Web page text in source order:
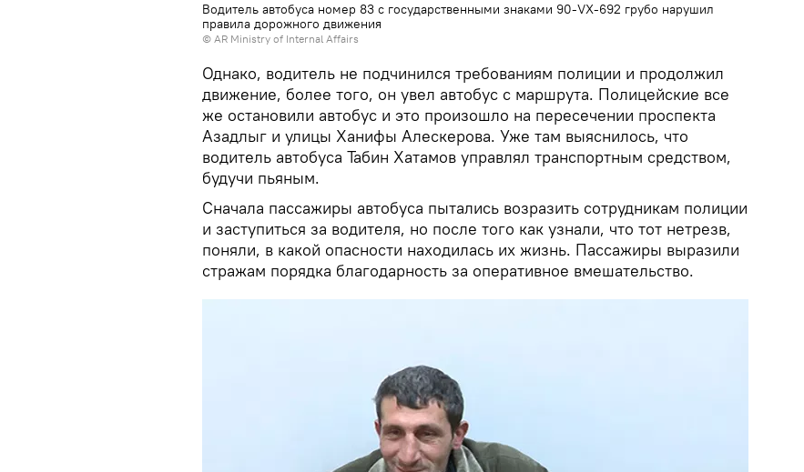
Водитель автобуса номер 83 с государственными знаками 90-VX-692 грубо нарушил
правила дорожного движения
© AR Ministry of Internal Affairs
Однако, водитель не подчинился требованиям полиции и продолжил
движение, более того, он увел автобус с маршрута. Полицейские все
же остановили автобус и это произошло на пересечении проспекта
Азадлыг и улицы Ханифы Алескерова. Уже там выяснилось, что
водитель автобуса Табин Хатамов управлял транспортным средством,
будучи пьяным.
Сначала пассажиры автобуса пытались возразить сотрудникам полиции
и заступиться за водителя, но после того как узнали, что тот нетрезв,
поняли, в какой опасности находилась их жизнь. Пассажиры выразили
стражам порядка благодарность за оперативное вмешательство.